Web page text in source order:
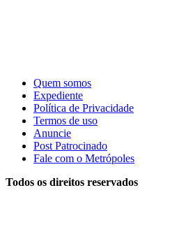
Quem somos
Expediente
Política de Privacidade
Termos de uso
Anuncie
Post Patrocinado
Fale com o Metrópoles
Todos os direitos reservados